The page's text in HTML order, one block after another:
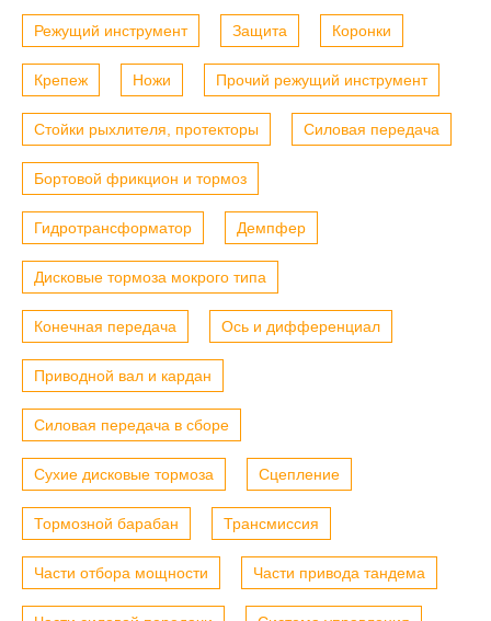
Режущий инструмент Защита Коронки
Крепеж Ножи Прочий режущий инструмент
Стойки рыхлителя, протекторы Силовая передача
Бортовой фрикцион и тормоз
Гидротрансформатор Демпфер
Дисковые тормоза мокрого типа
Конечная передача Ось и дифференциал
Приводной вал и кардан
Силовая передача в сборе
Сухие дисковые тормоза Сцепление
Тормозной барабан Трансмиссия
Части отбора мощности Части привода тандема